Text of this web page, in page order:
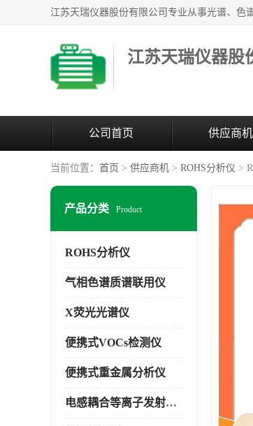
江苏天瑞仪器股
公司首页 供应商机
当前位置： 首页 > 供应商机 > ROHS分析仪 >
产品分类 Product
ROHS分析仪
气相色谱质谱联用仪
X荧光光谱仪
便携式VOCs检测仪
便携式重金属分析仪
电感耦合等离子发射光谱仪